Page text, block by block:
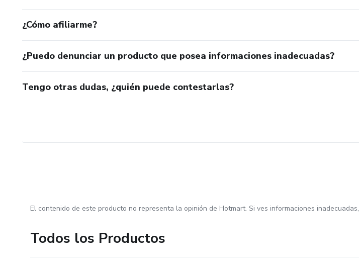
¿Cómo afiliarme?
¿Puedo denunciar un producto que posea informaciones inadecuadas?
Tengo otras dudas, ¿quién puede contestarlas?
El contenido de este producto no representa la opinión de Hotmart. Si ves informaciones inadecuadas,
Todos los Productos